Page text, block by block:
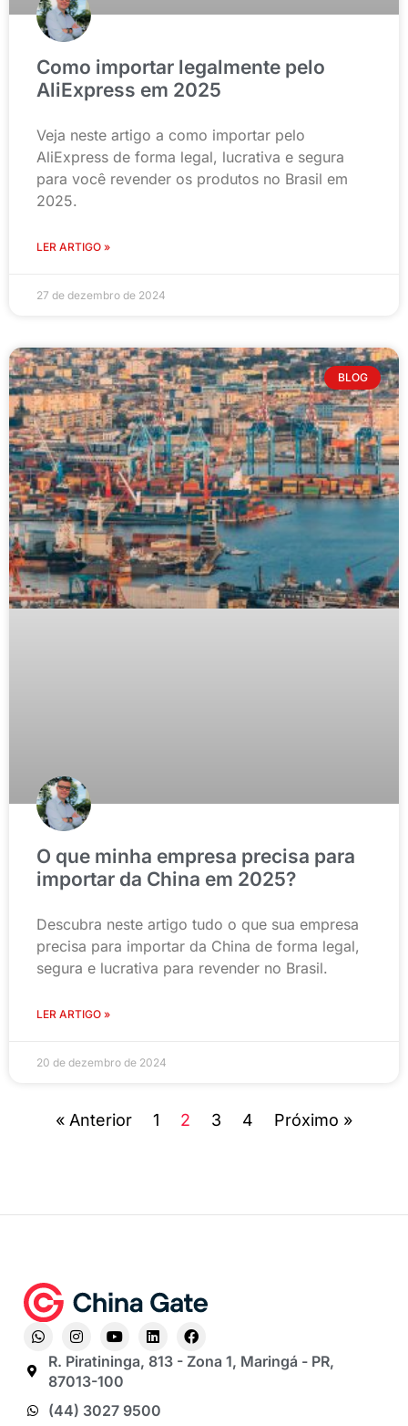
Como importar legalmente pelo
AliExpress em 2025
Veja neste artigo a como importar pelo
AliExpress de forma legal, lucrativa e segura
para você revender os produtos no Brasil em
2025.
LER ARTIGO »
27 de dezembro de 2024
BLOG
O que minha empresa precisa para
importar da China em 2025?
Descubra neste artigo tudo o que sua empresa
precisa para importar da China de forma legal,
segura e lucrativa para revender no Brasil.
LER ARTIGO »
20 de dezembro de 2024
« Anterior 1 2 3 4 Próximo »
R. Piratininga, 813 - Zona 1, Maringá - PR,
87013-100
(44) 3027 9500